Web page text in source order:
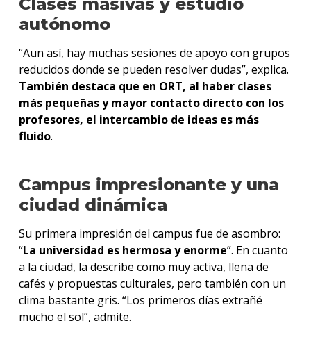
autónomo
“Aun así, hay muchas sesiones de apoyo con grupos
reducidos donde se pueden resolver dudas”, explica.
También destaca que en ORT, al haber clases
más pequeñas y mayor contacto directo con los
profesores, el intercambio de ideas es más
fluido.
Campus impresionante y una
ciudad dinámica
Su primera impresión del campus fue de asombro:
“La universidad es hermosa y enorme”. En cuanto
a la ciudad, la describe como muy activa, llena de
cafés y propuestas culturales, pero también con un
clima bastante gris. “Los primeros días extrañé
mucho el sol”, admite.